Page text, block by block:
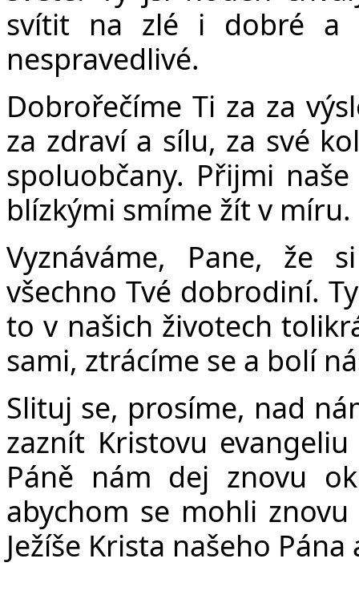
svítit na zlé i dobré a
nespravedlivé.
Dobrořečíme Ti za za
za zdraví a sílu, za své
spoluobčany. Přijmi
blízkými smíme žít v míru.
Vyznáváme, Pane, že
všechno Tvé dobrodiní.
to v našich životech
sami, ztrácíme se a bolí
Slituj se, prosíme, nad
zaznít Kristovu
Páně nám dej znovu
abychom se mohli
Ježíše Krista našeho